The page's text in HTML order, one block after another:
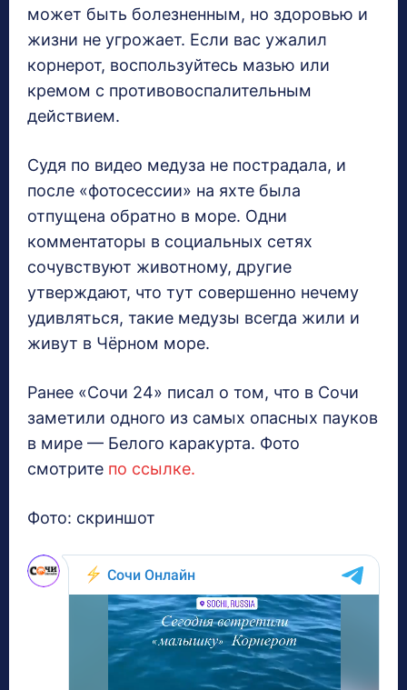
может быть болезненным, но здоровью и
жизни не угрожает. Если вас ужалил
корнерот, воспользуйтесь мазью или
кремом с противовоспалительным
действием.
Судя по видео медуза не пострадала, и
после «фотосессии» на яхте была
отпущена обратно в море. Одни
комментаторы в социальных сетях
сочувствуют животному, другие
утверждают, что тут совершенно нечему
удивляться, такие медузы всегда жили и
живут в Чёрном море.
Ранее «Сочи 24» писал о том, что в Сочи
заметили одного из самых опасных пауков
в мире — Белого каракурта. Фото
смотрите по ссылке.
Фото: скриншот